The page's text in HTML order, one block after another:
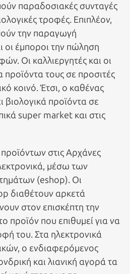
παραδοσιακές συνταγές
τροφές. Επιπλέον,
την παραγωγή
οι έμποροι την πώληση
Οι καλλιεργητές και οι
τους σε προσιτές
κοινό. Έτσι, ο καθένας
βιολογικά προϊόντα σε
super market και στις
στις Αρχάνες
μέσω των
(eshop). Οι
διαθέτουν αρκετά
στον επισκέπτη την
προϊόν που επιθυμεί για να
του. Στα ηλεκτρονικά
ο ενδιαφερόμενος
και λιανική αγορά τα